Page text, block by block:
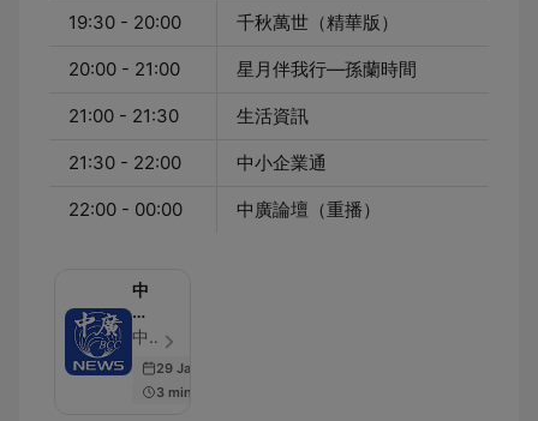
19:30 - 20:00 千秋萬世（精華版）
20:00 - 21:00 星月伴我行—孫蘭時間
21:00 - 21:30 生活資訊
21:30 - 22:00 中小企業通
22:00 - 00:00 中廣論壇（重播）
中
廣
新
網
中廣新聞網NewsRadio - Episode 4438
29 Jan 2026
3 min